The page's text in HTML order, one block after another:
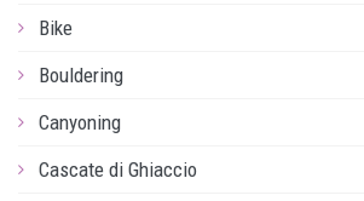
Bike
Bouldering
Canyoning
Cascate di Ghiaccio